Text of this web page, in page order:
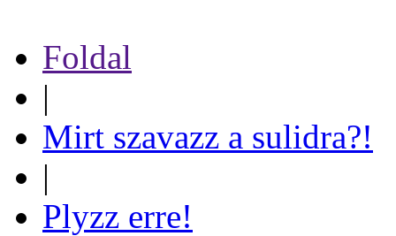
Foldal
|
Mirt szavazz a sulidra?!
|
Plyzz erre!